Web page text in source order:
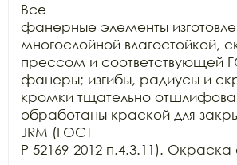
Все
фанерные элементы
многослойной влагостойкой,
прессом и соответствующей
фанеры; изгибы, радиусы и
кромки тщательно
обработаны краской для
JRM (ГОСТ
Р 52169-2012 п.4.3.11).